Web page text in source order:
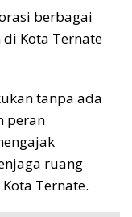
berbagai
Kota Ternate
tanpa ada
peran
ruang
Ternate.